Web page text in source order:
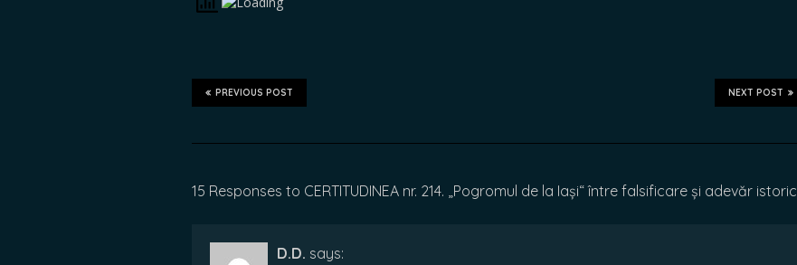
NEXT POST
PREVIOUS POST
15 Responses to CERTITUDINEA nr. 214. „Pogromul de la Iași“ între falsificare și adevăr istoric
D.D. says: